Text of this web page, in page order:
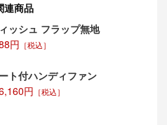
・デザインお困りのお客様は、オプショ
。
、約2～3週間前後で対応可(短納期もお
連商品
ッシュ フラップ無地
円 ［税込］
ト付ハンディファン
円 ［税込］